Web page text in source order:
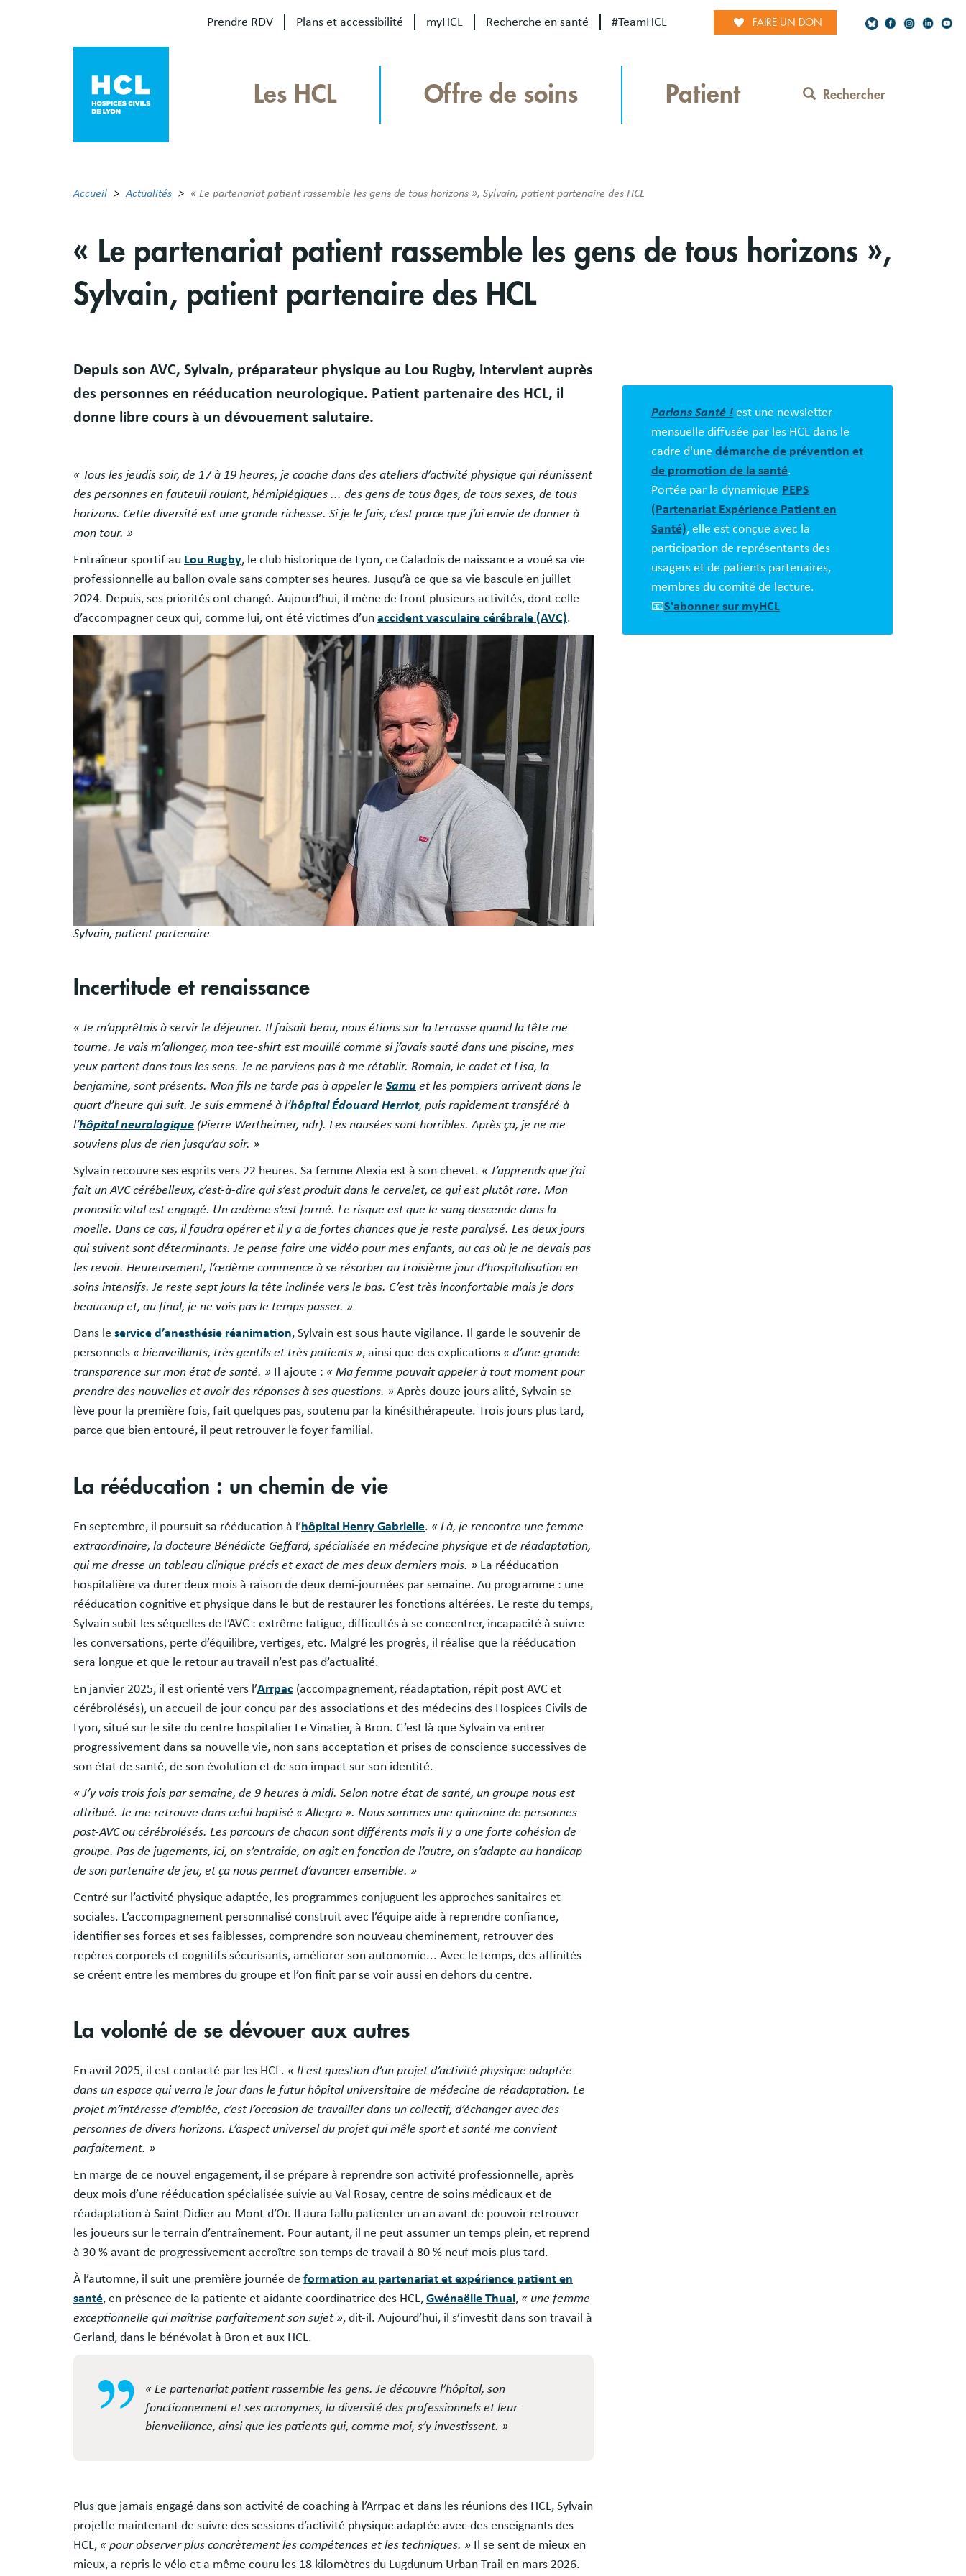
Prendre RDV Plans et accessibilité myHCL Recherche en santé #TeamHCL FAIRE UN DON
Network
Les HCL Offre de soins Patient Rechercher
Accueil Actualités « Le partenariat patient rassemble les gens de tous horizons », Sylvain, patient partenaire des HCL
« Le partenariat patient rassemble les gens de tous horizons »,
Sylvain, patient partenaire des HCL
Depuis son AVC, Sylvain, préparateur physique au Lou Rugby, intervient auprès
des personnes en rééducation neurologique. Patient partenaire des HCL, il
donne libre cours à un dévouement salutaire.
« Tous les jeudis soir, de 17 à 19 heures, je coache dans des ateliers d’activité physique qui réunissent
des personnes en fauteuil roulant, hémiplégiques ... des gens de tous âges, de tous sexes, de tous
horizons. Cette diversité est une grande richesse. Si je le fais, c’est parce que j’ai envie de donner à
mon tour. »
Entraîneur sportif au Lou Rugby, le club historique de Lyon, ce Caladois de naissance a voué sa vie
professionnelle au ballon ovale sans compter ses heures. Jusqu’à ce que sa vie bascule en juillet
2024. Depuis, ses priorités ont changé. Aujourd’hui, il mène de front plusieurs activités, dont celle
d’accompagner ceux qui, comme lui, ont été victimes d’un accident vasculaire cérébrale (AVC).
Image
Sylvain, patient partenaire
Incertitude et renaissance
« Je m’apprêtais à servir le déjeuner. Il faisait beau, nous étions sur la terrasse quand la tête me
tourne. Je vais m’allonger, mon tee-shirt est mouillé comme si j’avais sauté dans une piscine, mes
yeux partent dans tous les sens. Je ne parviens pas à me rétablir. Romain, le cadet et Lisa, la
benjamine, sont présents. Mon fils ne tarde pas à appeler le Samu et les pompiers arrivent dans le
quart d’heure qui suit. Je suis emmené à l’hôpital Édouard Herriot, puis rapidement transféré à
l’hôpital neurologique (Pierre Wertheimer, ndr). Les nausées sont horribles. Après ça, je ne me
souviens plus de rien jusqu’au soir. »
Sylvain recouvre ses esprits vers 22 heures. Sa femme Alexia est à son chevet. « J’apprends que j’ai
fait un AVC cérébelleux, c’est-à-dire qui s’est produit dans le cervelet, ce qui est plutôt rare. Mon
pronostic vital est engagé. Un œdème s’est formé. Le risque est que le sang descende dans la
moelle. Dans ce cas, il faudra opérer et il y a de fortes chances que je reste paralysé. Les deux jours
qui suivent sont déterminants. Je pense faire une vidéo pour mes enfants, au cas où je ne devais pas
les revoir. Heureusement, l’œdème commence à se résorber au troisième jour d’hospitalisation en
soins intensifs. Je reste sept jours la tête inclinée vers le bas. C’est très inconfortable mais je dors
beaucoup et, au final, je ne vois pas le temps passer. »
Dans le service d’anesthésie réanimation, Sylvain est sous haute vigilance. Il garde le souvenir de
personnels « bienveillants, très gentils et très patients », ainsi que des explications « d’une grande
transparence sur mon état de santé. » Il ajoute : « Ma femme pouvait appeler à tout moment pour
prendre des nouvelles et avoir des réponses à ses questions. » Après douze jours alité, Sylvain se
lève pour la première fois, fait quelques pas, soutenu par la kinésithérapeute. Trois jours plus tard,
parce que bien entouré, il peut retrouver le foyer familial.
La rééducation : un chemin de vie
En septembre, il poursuit sa rééducation à l’hôpital Henry Gabrielle. « Là, je rencontre une femme
extraordinaire, la docteure Bénédicte Geffard, spécialisée en médecine physique et de réadaptation,
qui me dresse un tableau clinique précis et exact de mes deux derniers mois. » La rééducation
hospitalière va durer deux mois à raison de deux demi-journées par semaine. Au programme : une
rééducation cognitive et physique dans le but de restaurer les fonctions altérées. Le reste du temps,
Sylvain subit les séquelles de l’AVC : extrême fatigue, difficultés à se concentrer, incapacité à suivre
les conversations, perte d’équilibre, vertiges, etc. Malgré les progrès, il réalise que la rééducation
sera longue et que le retour au travail n’est pas d’actualité.
En janvier 2025, il est orienté vers l’Arrpac (accompagnement, réadaptation, répit post AVC et
cérébrolésés), un accueil de jour conçu par des associations et des médecins des Hospices Civils de
Lyon, situé sur le site du centre hospitalier Le Vinatier, à Bron. C’est là que Sylvain va entrer
progressivement dans sa nouvelle vie, non sans acceptation et prises de conscience successives de
son état de santé, de son évolution et de son impact sur son identité.
« J’y vais trois fois par semaine, de 9 heures à midi. Selon notre état de santé, un groupe nous est
attribué. Je me retrouve dans celui baptisé « Allegro ». Nous sommes une quinzaine de personnes
post-AVC ou cérébrolésés. Les parcours de chacun sont différents mais il y a une forte cohésion de
groupe. Pas de jugements, ici, on s’entraide, on agit en fonction de l’autre, on s’adapte au handicap
de son partenaire de jeu, et ça nous permet d’avancer ensemble. »
Centré sur l’activité physique adaptée, les programmes conjuguent les approches sanitaires et
sociales. L’accompagnement personnalisé construit avec l’équipe aide à reprendre confiance,
identifier ses forces et ses faiblesses, comprendre son nouveau cheminement, retrouver des
repères corporels et cognitifs sécurisants, améliorer son autonomie... Avec le temps, des affinités
se créent entre les membres du groupe et l’on finit par se voir aussi en dehors du centre.
La volonté de se dévouer aux autres
En avril 2025, il est contacté par les HCL. « Il est question d’un projet d’activité physique adaptée
dans un espace qui verra le jour dans le futur hôpital universitaire de médecine de réadaptation. Le
projet m’intéresse d’emblée, c’est l’occasion de travailler dans un collectif, d’échanger avec des
personnes de divers horizons. L’aspect universel du projet qui mêle sport et santé me convient
parfaitement. »
En marge de ce nouvel engagement, il se prépare à reprendre son activité professionnelle, après
deux mois d’une rééducation spécialisée suivie au Val Rosay, centre de soins médicaux et de
réadaptation à Saint-Didier-au-Mont-d’Or. Il aura fallu patienter un an avant de pouvoir retrouver
les joueurs sur le terrain d’entraînement. Pour autant, il ne peut assumer un temps plein, et reprend
à 30 % avant de progressivement accroître son temps de travail à 80 % neuf mois plus tard.
À l’automne, il suit une première journée de formation au partenariat et expérience patient en
santé, en présence de la patiente et aidante coordinatrice des HCL, Gwénaëlle Thual , « une femme
exceptionnelle qui maîtrise parfaitement son sujet », dit-il. Aujourd’hui, il s’investit dans son travail à
Gerland, dans le bénévolat à Bron et aux HCL.
« Le partenariat patient rassemble les gens. Je découvre l’hôpital, son
fonctionnement et ses acronymes, la diversité des professionnels et leur
bienveillance, ainsi que les patients qui, comme moi, s’y investissent. »
Plus que jamais engagé dans son activité de coaching à l’Arrpac et dans les réunions des HCL, Sylvain
projette maintenant de suivre des sessions d’activité physique adaptée avec des enseignants des
HCL, « pour observer plus concrètement les compétences et les techniques. » Il se sent de mieux en
mieux, a repris le vélo et a même couru les 18 kilomètres du Lugdunum Urban Trail en mars 2026.
Parlons Santé ! est une newsletter
mensuelle diffusée par les HCL dans le
cadre d'une démarche de prévention et
de promotion de la santé.
Portée par la dynamique PEPS
(Partenariat Expérience Patient en
Santé), elle est conçue avec la
participation de représentants des
usagers et de patients partenaires,
membres du comité de lecture.
📧S'abonner sur myHCL